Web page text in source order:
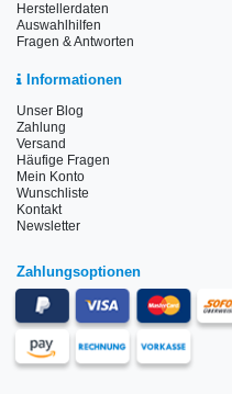
Herstellerdaten
Auswahlhilfen
Fragen & Antworten
Informationen
Unser Blog
Zahlung
Versand
Häufige Fragen
Mein Konto
Wunschliste
Kontakt
Newsletter
Zahlungsoptionen